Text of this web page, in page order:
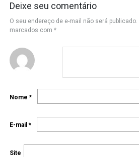
Deixe seu comentário
O seu endereço de e-mail não será publicado.
marcados com *
Nome *
E-mail *
Site